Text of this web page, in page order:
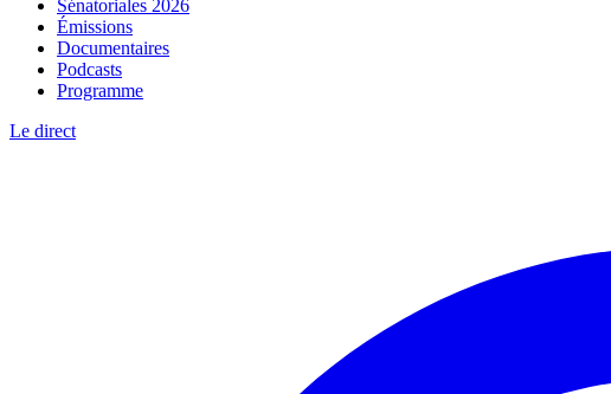
Sénatoriales 2026
Émissions
Documentaires
Podcasts
Programme
Le direct